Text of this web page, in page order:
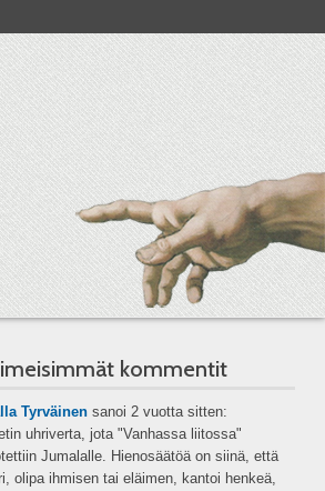
kommentit
Tyrväinensanoi 2 vuotta sitten:
uhriverta, jota "Vanhassa liitossa"
Jumalalle. Hienosäätöä on siinä, että
olipa ihmisen tai eläimen, kantoi henkeä,